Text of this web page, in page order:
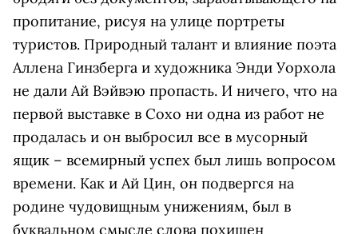
пропитание, рисуя на улице портреты
туристов. Природный талант и влияние поэта
Аллена Гинзберга и художника Энди Уорхола
не дали Ай Вэйвэю пропасть. И ничего, что на
первой выставке в Сохо ни одна из работ не
продалась и он выбросил все в мусорный
ящик – всемирный успех был лишь вопросом
времени. Как и Ай Цин, он подвергся на
родине чудовищным унижениям, был в
буквальном смысле слова похищен